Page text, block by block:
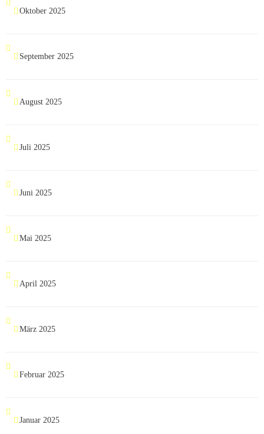
Oktober 2025
September 2025
August 2025
Juli 2025
Juni 2025
Mai 2025
April 2025
März 2025
Februar 2025
Januar 2025